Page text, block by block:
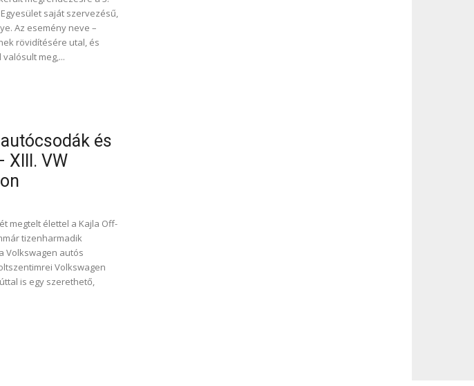
Egyesület saját szervezésű,
Az esemény neve –
rövidítésére utal, és
meg,...
és
XIII. VW
megtelt élettel a Kajla Off-
tizenharmadik
Volkswagen autós
Volkswagen
is egy szerethető,